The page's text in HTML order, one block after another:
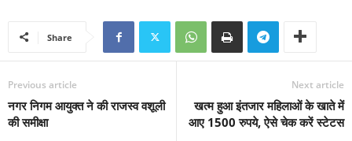
Share
Previous article
नगर निगम आयुक्त ने की राजस्व वशूली
की समीक्षा
Next article
खत्म हुआ इंतजार महिलाओं के खाते में
आए 1500 रुपये, ऐसे चेक करें स्‍टेटस